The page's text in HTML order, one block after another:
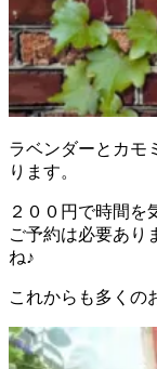
ラベンダーとカモ
ります。
２００円で時間を
ご予約は必要あり
ね♪
これからも多くの